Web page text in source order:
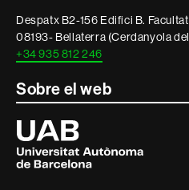
Despatx B2-156 Edifici B.
08193- Bellaterra (Cerdanyola
+34 935 812 246
Sobre el web
Universitat
Autònoma
de
Barcelona